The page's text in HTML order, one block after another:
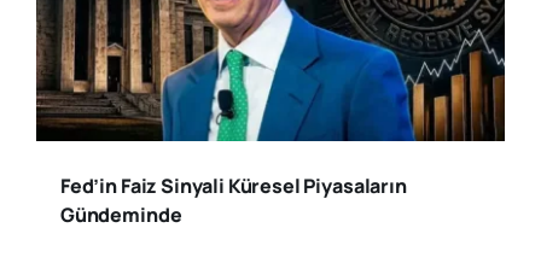
Fed’in Faiz Sinyali Küresel Piyasaların
Gündeminde